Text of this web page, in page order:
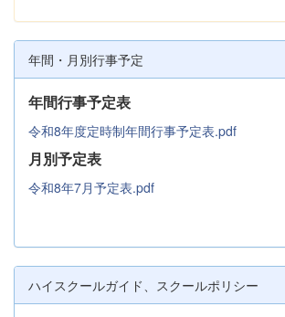
年間・月別行事予定
年間行事予定表
令和8年度定時制年間行事予定表.pdf
月別予定表
令和8年7月予定表.pdf
ハイスクールガイド、スクールポリシー